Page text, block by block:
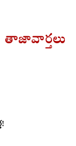
తాజావార్తలు